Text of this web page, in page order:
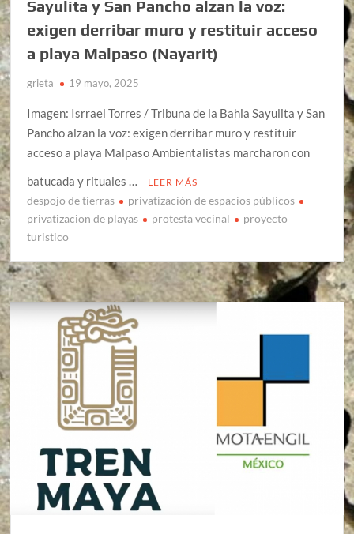
Sayulita y San Pancho alzan la voz:
exigen derribar muro y restituir acceso
a playa Malpaso (Nayarit)
grieta 19 mayo, 2025
Imagen: Isrrael Torres / Tribuna de la Bahia Sayulita y San
Pancho alzan la voz: exigen derribar muro y restituir
acceso a playa Malpaso Ambientalistas marcharon con
batucada y rituales …
LEER MÁS
despojo de tierras
privatización de espacios públicos
privatizacion de playas
protesta vecinal
proyecto
turistico